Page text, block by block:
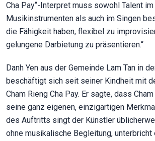
Cha Pay“-Interpret muss sowohl Talent
Musikinstrumenten als auch im Singen
die Fähigkeit haben, flexibel zu
gelungene Darbietung zu präsentieren.“
Danh Yen aus der Gemeinde Lam Tan in
beschäftigt sich seit seiner Kindheit mit
Cham Rieng Cha Pay. Er sagte, dass
seine ganz eigenen, einzigartigen
des Auftritts singt der Künstler
ohne musikalische Begleitung, unterbricht